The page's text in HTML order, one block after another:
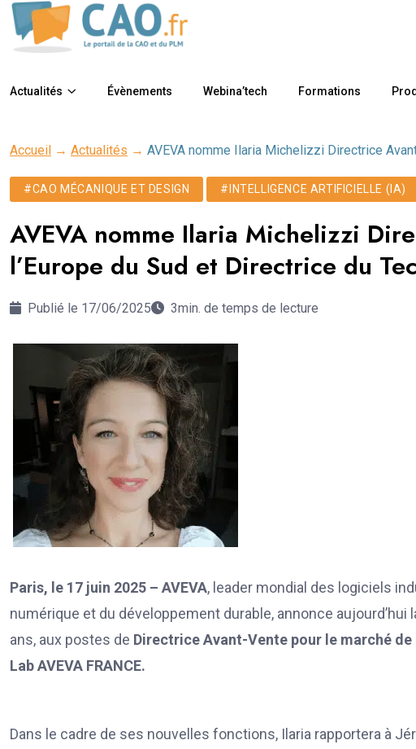
Actualités Évènements Webina’tech Formations
Accueil → Actualités → AVEVA nomme Ilaria Michelizzi Directrice
#CAO MÉCANIQUE ET DESIGN #INTELLIGENCE ARTIFICIELLE (IA)
AVEVA nomme Ilaria Michelizzi
l’Europe du Sud et Directrice du
Publié le 17/06/2025 3min. de temps de lecture
Paris, le 17 juin 2025 – AVEVA, leader mondial des logiciels
numérique et du développement durable, annonce aujourd’hui
ans, aux postes de Directrice Avant-Vente pour le marché de
Lab AVEVA FRANCE.
Dans le cadre de ses nouvelles fonctions, Ilaria rapportera à